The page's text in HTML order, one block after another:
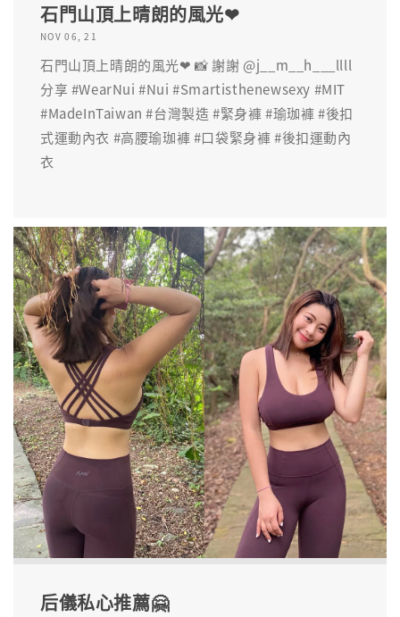
石門山頂上晴朗的風光❤
NOV 06, 21
石門山頂上晴朗的風光❤ 📸 謝謝 @j__m__h___llll
分享 #WearNui #Nui #Smartisthenewsexy #MIT
#MadeInTaiwan #台灣製造 #緊身褲 #瑜珈褲 #後扣
式運動內衣 #高腰瑜珈褲 #口袋緊身褲 #後扣運動內
衣
后儀私心推薦🤗